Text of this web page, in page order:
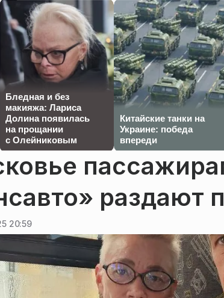
Бледная и без
макияжа: Лариса
Долина появилась
на прощании
с Олейниковым
Китайские танки на
Украине: победа
впереди
раздают
20:59